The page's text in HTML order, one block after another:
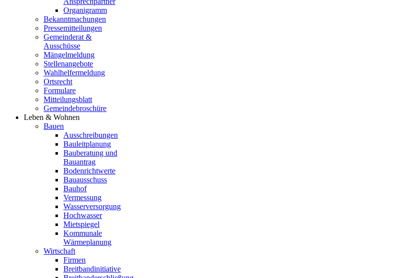
Organigramm
Bekanntmachungen
Pressemitteilungen
Gemeinderat &
Ausschüsse
Mängelmeldung
Stellenangebote
Wahlhelfermeldung
Ortsrecht
Formulare
Mitteilungsblatt
Gemeindebroschüre
Leben & Wohnen
Bauen
Ausschreibungen
Bauleitplanung
Bauberatung und
Bauantrag
Bodenrichtwerte
Bauausschuss
Bauhof
Vermessung
Wasserversorgung
Hochwasser
Mietspiegel
Kommunale
Wärmeplanung
Wirtschaft
Firmen
Breitbandinitiative